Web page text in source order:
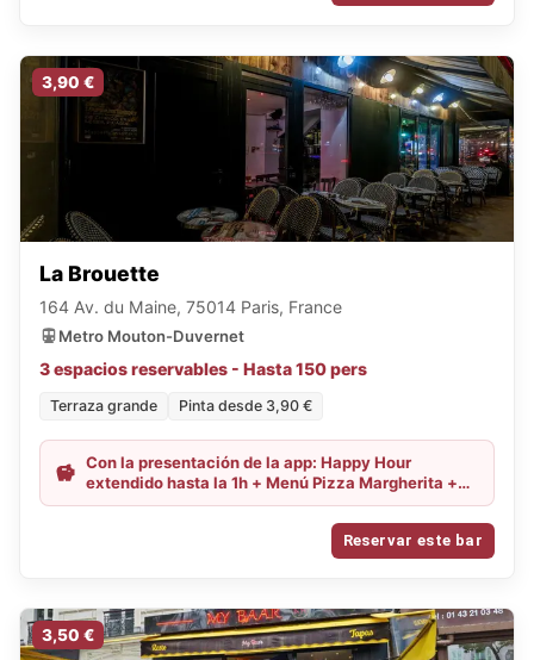
3,90 €
La Brouette
164 Av. du Maine, 75014 Paris, France
Metro Mouton-Duvernet
3 espacios reservables - Hasta 150 pers
Terraza grande Pinta desde 3,90 €
Con la presentación de la app: Happy Hour
extendido hasta la 1h + Menú Pizza Margherita +
pinta por 11,50€
Reservar este bar
3,50 €